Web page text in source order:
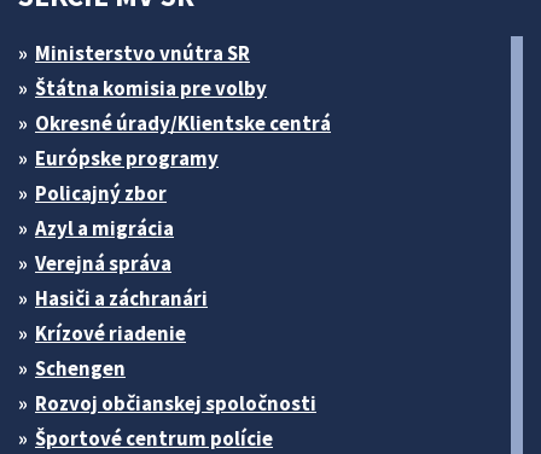
Ministerstvo vnútra SR
Štátna komisia pre volby
Okresné úrady/Klientske centrá
Európske programy
Policajný zbor
Azyl a migrácia
Verejná správa
Hasiči a záchranári
Krízové riadenie
Schengen
Rozvoj občianskej spoločnosti
Športové centrum polície